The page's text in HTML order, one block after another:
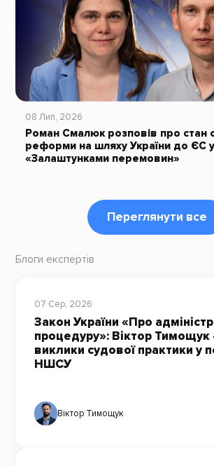
08 Лип, 2026
Роман Смалюк розповів про стан
реформи на шляху України до ЄС у
«Залаштунками перемовин»
Переглянути все
Блоги експертів
07 Сер, 2026
Закон України «Про
процедуру»: Віктор Тимощук
виклики судової практики у
НШСУ
Віктор Тимощук